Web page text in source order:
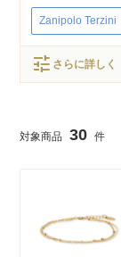
Zanipolo Terzini
tune さらに詳しく
30